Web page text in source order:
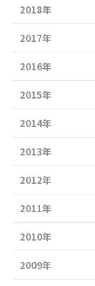
2018年
2017年
2016年
2015年
2014年
2013年
2012年
2011年
2010年
2009年